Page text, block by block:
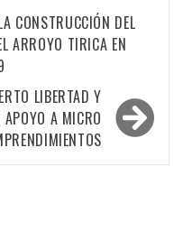
CONSTRUCCIÓN DEL
ARROYO TIRICA EN
LIBERTAD Y
APOYO A MICRO